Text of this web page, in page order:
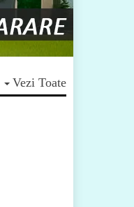
Vezi Toate